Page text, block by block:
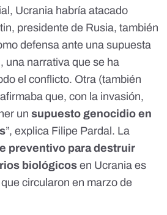
Ucrania habría atacado
presidente de Rusia, también
defensa ante una supuesta
, una narrativa que se ha
el conflicto. Otra (también
que, con la invasión,
un supuesto genocidio en
”, explica Filipe Pardal. La
preventivo paradestruir
biológicos en Ucrania es
circularon en marzo de